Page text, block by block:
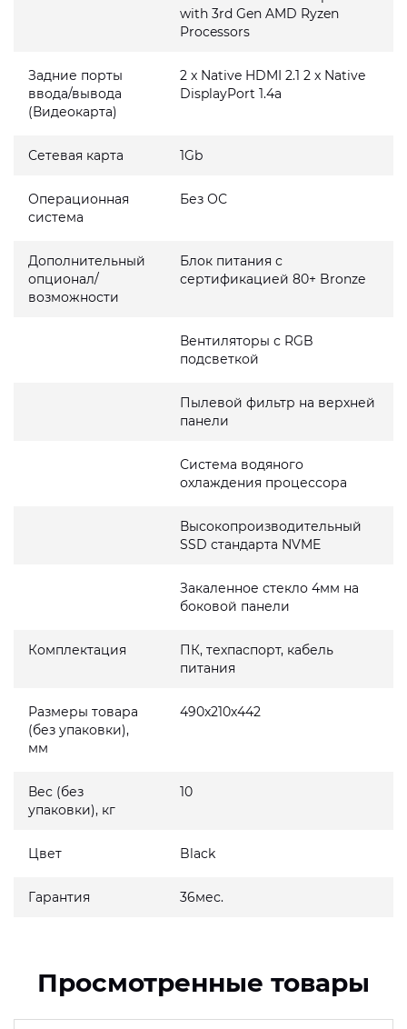
with 3rd Gen AMD Ryzen
Processors
Задние порты
ввода/вывода
(Видеокарта)
2 x Native HDMI 2.1 2 x Native
DisplayPort 1.4a
Сетевая карта 1Gb
Операционная
система
Без ОС
Дополнительный
опционал/
возможности
Блок питания с
сертификацией 80+ Bronze
Вентиляторы с RGB
подсветкой
Пылевой фильтр на верхней
панели
Система водяного
охлаждения процессора
Высокопроизводительный
SSD стандарта NVME
Закаленное стекло 4мм на
боковой панели
Комплектация
ПК, техпаспорт, кабель
питания
Размеры товара
(без упаковки),
мм
490x210x442
Вес (без
упаковки), кг
10
Цвет Black
Гарантия 36мес.
Просмотренные товары